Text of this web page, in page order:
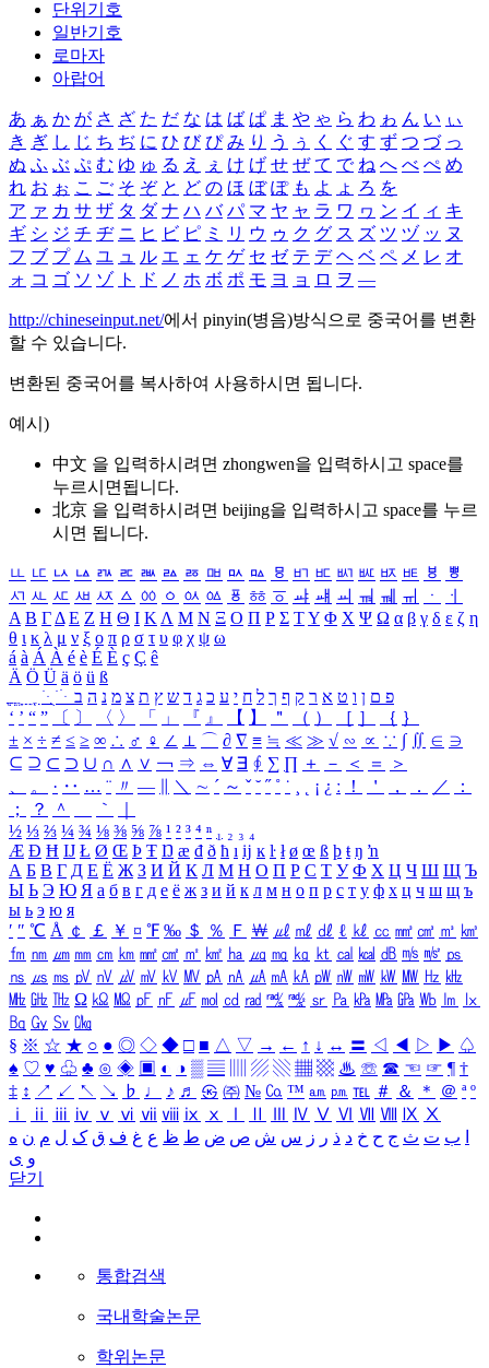
단위기호
일반기호
로마자
아랍어
あ ぁ か が さ ざ た だ な は ば ぱ ま や ゃ ら わ ゎ ん い ぃ
き ぎ し じ ち ぢ に ひ び ぴ み り う ぅ く ぐ す ず つ づ っ
ぬ ふ ぶ ぷ む ゆ ゅ る え ぇ け げ せ ぜ て で ね へ べ ぺ め
れ お ぉ こ ご そ ぞ と ど の ほ ぼ ぽ も よ ょ ろ を
ア ァ カ サ ザ タ ダ ナ ハ バ パ マ ヤ ャ ラ ワ ヮ ン イ ィ キ
ギ シ ジ チ ヂ ニ ヒ ビ ピ ミ リ ウ ゥ ク グ ス ズ ツ ヅ ッ ヌ
フ ブ プ ム ユ ュ ル エ ェ ケ ゲ セ ゼ テ デ ヘ ベ ペ メ レ オ
ォ コ ゴ ソ ゾ ト ド ノ ホ ボ ポ モ ヨ ョ ロ ヲ ―
http://chineseinput.net/에서 pinyin(병음)방식으로 중국어를 변환
할 수 있습니다.
변환된 중국어를 복사하여 사용하시면 됩니다.
예시)
中文 을 입력하시려면 zhongwen을 입력하시고 space를
누르시면됩니다.
北京 을 입력하시려면 beijing을 입력하시고 space를 누르
시면 됩니다.
ㅥ ㅦ ㅧ ㅨ ㅩ ㅪ ㅫ ㅬ ㅭ ㅮ ㅯ ㅰ ㅱ ㅲ ㅳ ㅴ ㅵ ㅶ ㅷ ㅸ
ㅹ
ㅺ ㅻ ㅼ ㅽ ㅾ ㅿ ㆀ ㆁ ㆂ ㆃ ㆄ ㆅ ㆆ ㆇ ㆈ ㆉ ㆊ ㆋ ㆌ ㆍ
ㆎ
Α Β ΓΔ Ε Ζ Η Θ Ι ΚΛ Μ Ν Ξ Ο Π Ρ Σ ΤΥ Φ Χ Ψ Ω α β γ δ ε ζ η
θ ι κ λ μ ν ξ ο π ρ σ τ υ φ χ ψ ω
á à Á À é è É È ç Ç ê
Ä Ö Ü ä ö ü ß
ִֶֹ ֻּ ׁׂ פ ם ן ו ט א ר ק ף ך ל ח י ע כ ג ד ש ץ ת צ מ נ ה ב
‘ ’ “ ” 〔 〕 〈 〉 「 」 『 』 【 】 ＂ （ ） ［ ］ ｛ ｝
± × ÷ ≠ ≤ ≥ ∞ ∴ ♂ ♀ ∠ ⊥ ⌒ ∂ ∇ ≡ ≒ ≪ ≫ √ ∽ ∝ ∵ ∫ ∬ ∈ ∋
⊆ ⊇ ⊂ ⊃ ∪ ∩ ∧ ∨ ￢ ⇒ ⇔ ∀ ∃ ∮ ∑ ∏ ＋ － ＜ ＝
＞
、
。 · ‥ … ¨ 〃 ― ＼ ∼ ´ ～ ˇ ˘ ˝ ˚ ˙ ¸ ¡ ¿ ː ！ ＇ ， ． ／
：
；
？ ＾ ｀
½ ⅓ ⅔ ¼ ¾ ⅛ ⅜ ⅝ ⅞ ¹ ² ³ ⁴ ⁿ ₁ ₂ ₃ ₄
Æ Ð Ħ Ĳ Ł Ø Œ Þ Ŧ Ŋ æ đ ð ħ ı ĳ ĸ ŀ ł ø œ ß þ ŧ ŋ ŉ
А Б В Г Д Е Ё Ж З И Й К Л М Н О П Р С Т У Ф Х Ц Ч Ш Щ Ъ
Ы Ь Э Ю Я а б в г д е ё ж з и й к л м н о п р с т у ф х ц ч ш щ ъ
ы ь э ю я
′ ″ ℃ Å ￠ ￡ ￥ ¤ ℉ ‰ ＄ ％ Ｆ ￦ ㎕ ㎖ ㎗ ℓ ㎘ ㏄ ㎣ ㎤ ㎥ ㎦
㎙ ㎚ ㎛ ㎜ ㎝ ㎞ ㎟ ㎠ ㎡ ㎢ ㏊ ㎍ ㎎ ㎏ ㏏ ㎈ ㎉ ㏈ ㎧ ㎨ ㎰
㎱ ㎲ ㎳ ㎴ ㎵ ㎶ ㎷ ㎸ ㎹ ㎀ ㎁ ㎂ ㎃ ㎄ ㎺ ㎻ ㎽ ㎾ ㎿ ㎐ ㎑
㎒ ㎓ ㎔ Ω ㏀ ㏁ ㎊ ㎋ ㎌ ㏖ ㏅ ㎭ ㎮ ㎯ ㏛ ㎩ ㎪ ㎫ ㎬ ㏝ ㏐
㏓
㏃ ㏉ ㏜ ㏆
§ ※ ☆ ★ ○ ● ◎ ◇ ◆ □ ■ △ ▽ → ← ↑ ↓ ↔ 〓 ◁ ◀ ▷ ▶ ♤
♠ ♡ ♥ ♧ ♣ ⊙ ◈ ▣ ◐ ◑ ▒ ▤ ▨ ▧ ▦ ▩ ♨ ☏ ☎ ☜ ☞ ¶ †
‡ ↕ ↗ ↙ ↖ ↘ ♭ ♩ ♪ ♬ ㉿ ㈜ № ㏇ ™ ㏂ ㏘ ℡ ＃ ＆ ＊ ＠ ª º
ⅰ
ⅱ ⅲ ⅳ ⅴ ⅵ ⅶ ⅷ ⅸ ⅹ Ⅳ Ⅴ Ⅵ Ⅶ Ⅷ Ⅸ Ⅹ
ب ت ث ج ح خ د ذ ر ز س ش ص ض ط ظ ع غ ف ق ک ل م ن ه
و ی
닫기
통합검색
국내학술논문
학위논문